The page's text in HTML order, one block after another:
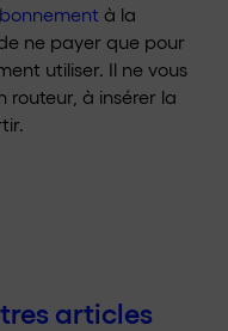
à la
ne payer que pour
utiliser. Il ne vous
routeur, à insérer la
articles